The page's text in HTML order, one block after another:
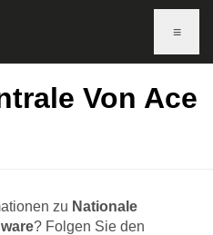
≡
Von Ace
zu Nationale
? Folgen Sie den